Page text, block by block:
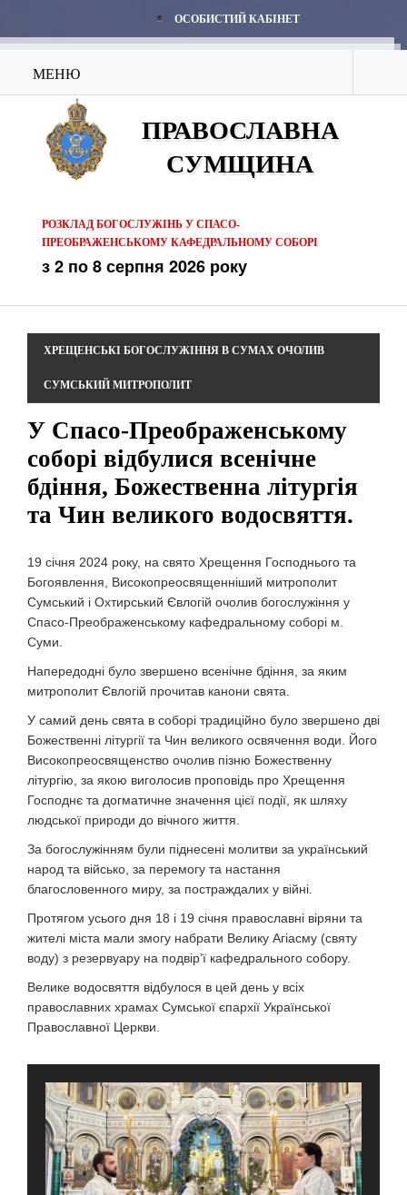
ОСОБИСТИЙ КАБІНЕТ
МЕНЮ
ПРАВОСЛАВНА
СУМЩИНА
РОЗКЛАД БОГОСЛУЖІНЬ У СПАСО-
ПРЕОБРАЖЕНСЬКОМУ КАФЕДРАЛЬНОМУ СОБОРІ
з 2 по 8 серпня 2026 року
ХРЕЩЕНСЬКІ БОГОСЛУЖІННЯ В СУМАХ ОЧОЛИВ
СУМСЬКИЙ МИТРОПОЛИТ
У Спасо-Преображенському
соборі відбулися всенічне
бдіння, Божественна літургія
та Чин великого водосвяття.
19 січня 2024 року, на свято Хрещення Господнього та
Богоявлення, Високопреосвященніший митрополит
Сумський і Охтирський Євлогій очолив богослужіння у
Спасо-Преображенському кафедральному соборі м.
Суми.
Напередодні було звершено всенічне бдіння, за яким
митрополит Євлогій прочитав канони свята.
У самий день свята в соборі традиційно було звершено дві
Божественні літургії та Чин великого освячення води. Його
Високопреосвященство очолив пізню Божественну
літургію, за якою виголосив проповідь про Хрещення
Господнє та догматичне значення цієї події, як шляху
людської природи до вічного життя.
За богослужінням були піднесені молитви за український
народ та військо, за перемогу та настання
благословенного миру, за постраждалих у війні.
Протягом усього дня 18 і 19 січня православні віряни та
жителі міста мали змогу набрати Велику Агіасму (святу
воду) з резервуару на подвір’ї кафедрального собору.
Велике водосвяття відбулося в цей день у всіх
православних храмах Сумської єпархії Української
Православної Церкви.